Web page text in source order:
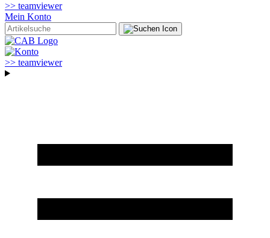
>> teamviewer
Mein Konto
>> teamviewer